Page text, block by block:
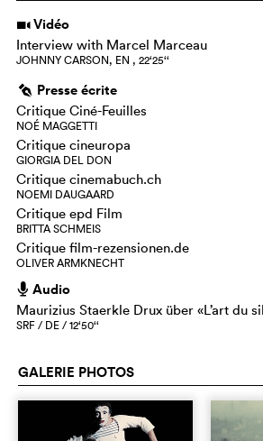
i Vidéo
Interview with Marcel Marceau
JOHNNY CARSON, EN , 22‘25‘‘
g Presse écrite
Critique Ciné-Feuilles
NOÉ MAGGETTI
Critique cineuropa
GIORGIA DEL DON
Critique cinemabuch.ch
NOEMI DAUGAARD
Critique epd Film
BRITTA SCHMEIS
Critique film-rezensionen.de
OLIVER ARMKNECHT
h Audio
Maurizius Staerkle Drux über «L’art du
SRF / DE / 12‘50‘‘
GALERIE PHOTOS